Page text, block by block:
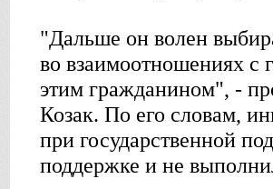
"Дальше он волен
во взаимоотношениях с
этим гражданином", -
Козак. По его словам,
при государственной
поддержке и не